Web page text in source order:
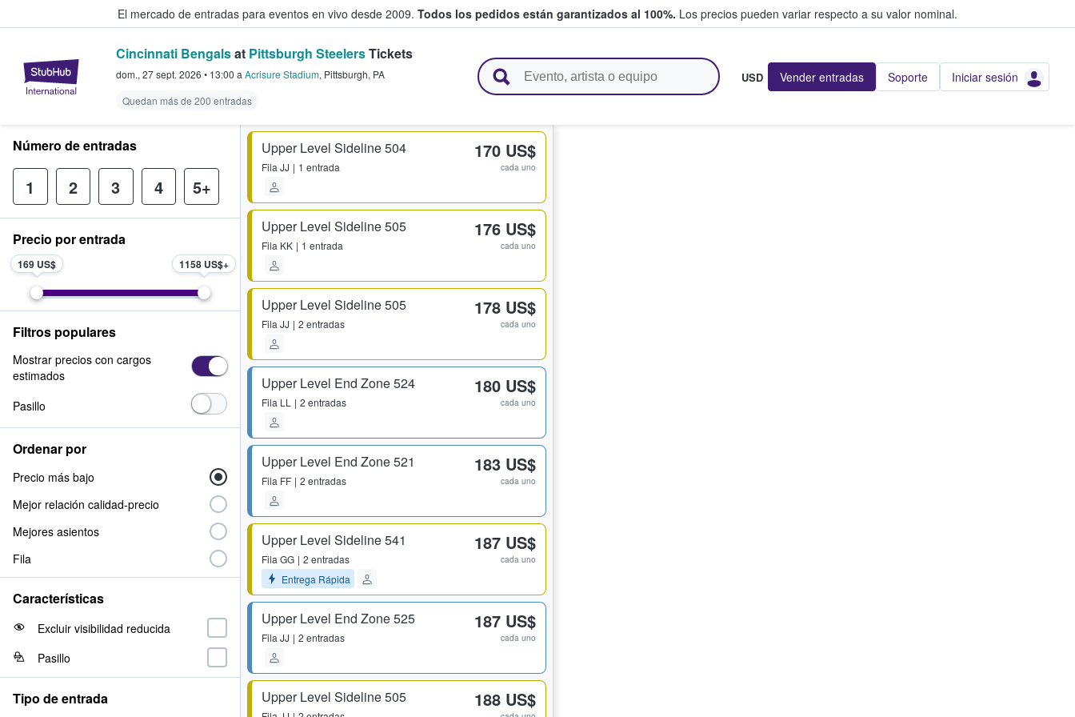
El mercado de entradas para eventos en vivo desde 2009. Todos los pedidos están garantizados al 100%. Los precios pueden variar respecto a su valor nominal.
StubHub: compra y venta de entradas entre fans
Cincinnati Bengalsat Pittsburgh SteelersTickets
dom., 27 sept. 2026 • 13:00 a Acrisure Stadium, Pittsburgh, PA
Quedan más de 200 entradas
USD Vender entradas Soporte Iniciar sesión
Upper Level Sideline 504
Fila JJ 1 entrada
170 US$
cada uno
Upper Level Sideline 505
Fila KK 1 entrada
176 US$
cada uno
Upper Level Sideline 505
Fila JJ 2 entradas
178 US$
cada uno
Upper Level End Zone 524
Fila LL 2 entradas
180 US$
cada uno
Upper Level End Zone 521
Fila FF 2 entradas
183 US$
cada uno
Upper Level Sideline 541
Fila GG
2 entradas
Entrega Rápida
187 US$
cada uno
Upper Level End Zone 525
Fila JJ 2 entradas
187 US$
cada uno
Upper Level Sideline 505 188 US$
Número de entradas
1 2 3 4 5+
Precio por entrada
169 US$ 1158 US$
Filtros populares
Mostrar precios con cargos
estimados
Pasillo
Ordenar por
Precio más bajo
Mejor relación calidad-precio
Mejores asientos
Fila
Características
Excluir visibilidad reducida
Pasillo
Tipo de entrada